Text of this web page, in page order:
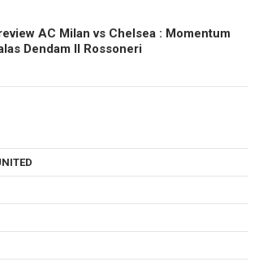
AC Milan vs Chelsea : Momentum
Dendam Il Rossoneri